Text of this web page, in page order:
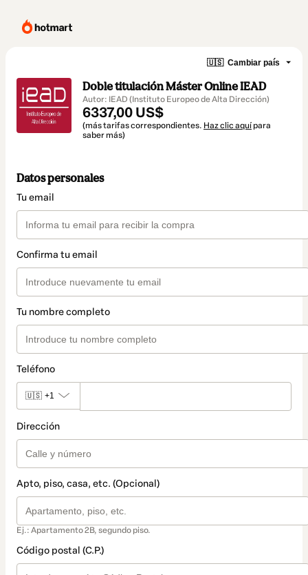
🇺🇸 Cambiar país
Doble titulación Máster Online IEAD
Autor: IEAD (Instituto Europeo de Alta Dirección)
6337,00 US$
(más tarifas correspondientes. Haz clic aquí para
saber más)
Datos personales
Tu email
Confirma tu email
Tu nombre completo
Teléfono
🇺🇸 +1
Dirección
Apto, piso, casa, etc. (Opcional)
Ej.: Apartamento 2B, segundo piso.
Código postal (C.P.)